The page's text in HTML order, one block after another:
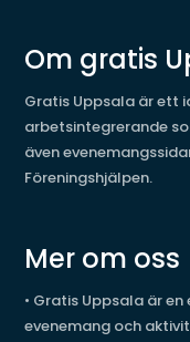
Om gratis
Gratis Uppsala är ett
arbetsintegrerande
även
Föreningshjälpen.
Mer om oss
• Gratis Uppsala är
evenemang och